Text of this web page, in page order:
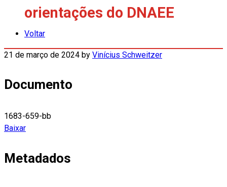
orientações do DNAEE
Voltar
21 de março de 2024 by Vinícius Schweitzer
Documento
1683-659-bb
Baixar
Metadados